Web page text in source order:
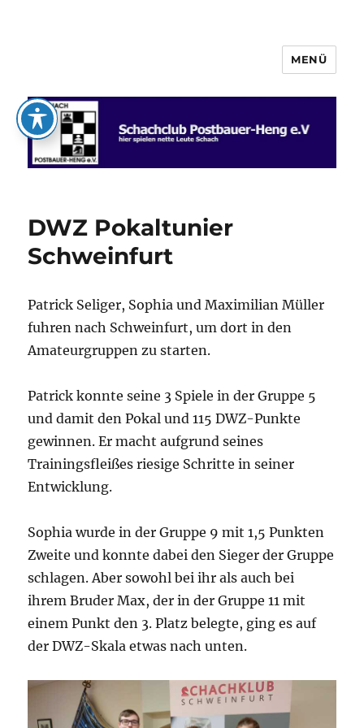
Schachclub Postbauer-Heng e.V.
MENÜ
DWZ Pokaltunier
Schweinfurt
Patrick Seliger, Sophia und Maximilian Müller
fuhren nach Schweinfurt, um dort in den
Amateurgruppen zu starten.
Patrick konnte seine 3 Spiele in der Gruppe 5
und damit den Pokal und 115 DWZ-Punkte
gewinnen. Er macht aufgrund seines
Trainingsfleißes riesige Schritte in seiner
Entwicklung.
Sophia wurde in der Gruppe 9 mit 1,5 Punkten
Zweite und konnte dabei den Sieger der Gruppe
schlagen. Aber sowohl bei ihr als auch bei
ihrem Bruder Max, der in der Gruppe 11 mit
einem Punkt den 3. Platz belegte, ging es auf
der DWZ-Skala etwas nach unten.